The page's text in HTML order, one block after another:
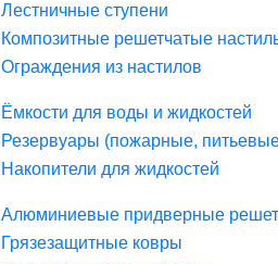
Лестничные ступени
Композитные решетчатые
Ограждения из настилов
Ёмкости для воды и жидкостей
Резервуары (пожарные,
Накопители для жидкостей
Алюминиевые придверные
Грязезащитные ковры